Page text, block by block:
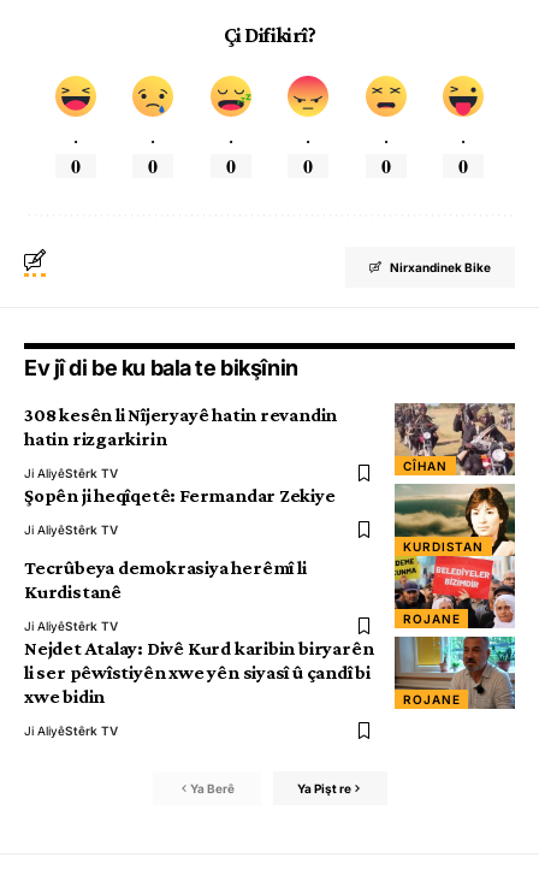
Çi Difikirî?
.
0
.
0
.
0
.
0
.
0
.
0
Nirxandinek Bike
Ev jî di be ku bala te bikşînin
CÎHAN
308 kesên li Nîjeryayê hatin revandin
hatin rizgarkirin
Ji AliyêStêrk TV
KURDISTAN
Şopên ji heqîqetê: Fermandar Zekiye
Ji AliyêStêrk TV
ROJANE
Tecrûbeya demokrasiya herêmî li
Kurdistanê
Ji AliyêStêrk TV
ROJANE
Nejdet Atalay: Divê Kurd karibin biryarên
li ser pêwîstiyên xwe yên siyasî û çandî bi
xwe bidin
Ji AliyêStêrk TV
Ya Berê Ya Pişt re